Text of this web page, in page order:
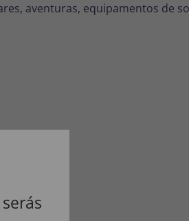
aventuras, equipamentos de